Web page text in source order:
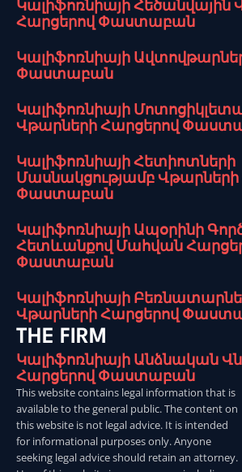
Կալիֆոռնիայի Հեծանվային
Հարցերով Փաստաբան
Կալիֆոռնիայի
Փաստաբան
Կալիֆոռնիայի
Վթարների Հարցերով
Կալիֆոռնիայի Հետիոտների
Մասնակցությամբ Վթարների
Փաստաբան
Կալիֆոռնիայի Ապօրինի
Հետևանքով Մահվան
Փաստաբան
Կալիֆոռնիայի
Վթարների Հարցերով
THE FIRM
Կալիֆոռնիայի Անձնական
Հարցերով Փաստաբան
This website contains legal information that is
available to the general public. The content on
this website is not legal advice. It is intended
for informational purposes only. Anyone
seeking legal advice should retain an attorney.